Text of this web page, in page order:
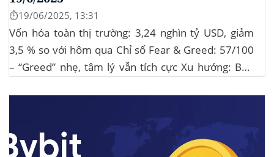
⏱️19/06/2025, 13:31
Vốn hóa toàn thị trường: 3,24 nghìn tỷ USD, giảm
3,5 % so với hôm qua Chỉ số Fear & Greed: 57/100
– “Greed” nhẹ, tâm lý vẫn tích cực Xu hướng: BTC